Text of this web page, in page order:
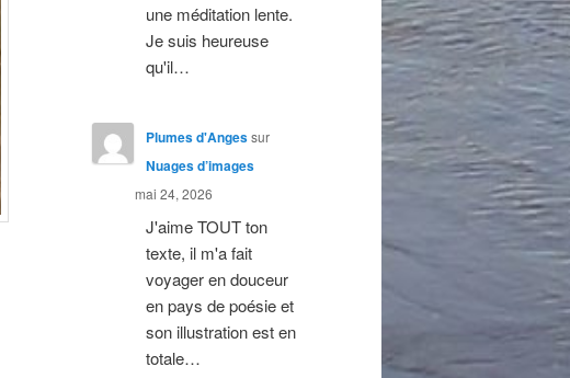
une méditation lente.
Je suis heureuse
qu'il…
Plumes d'Angessur
Nuages d’images
mai 24, 2026
J'aime TOUT ton
texte, il m'a fait
voyager en douceur
en pays de poésie et
son illustration est en
totale…